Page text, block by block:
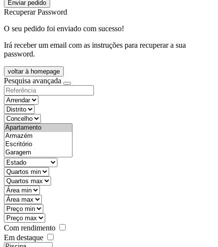
Enviar pedido
Recuperar Password
O seu pedido foi enviado com sucesso!
Irá receber um email com as instruções para recuperar a sua
password.
voltar à homepage
Pesquisa avançada
objective
districtId
countyId
types
state
mintypo
maxtypo
minarea
maxarea
minprice
maxprice
Com rendimento
Em destaque